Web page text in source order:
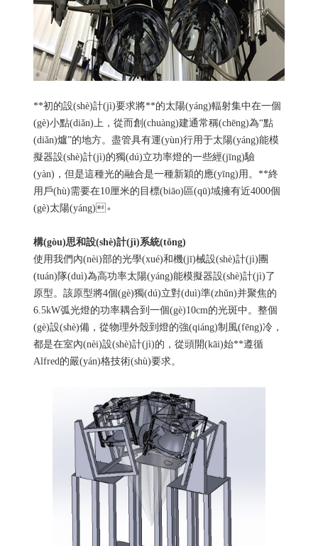
**初的設(shè)計(jì)要求將**的太陽(yáng)輻射集中在一個
(gè)小點(diǎn)上，從而創(chuàng)建通常稱(chēng)為“點
(diǎn)爐”的地方。盡管具有運(yùn)行用于太陽(yáng)能模
擬器設(shè)計(jì)的獨(dú)立功率燈的一些經(jīng)驗
(yàn)，但是這種光的融合是一種新穎的應(yīng)用。**終
用戶(hù)需要在10厘米的目標(biāo)區(qū)域擁有近4000個
(gè)太陽(yáng)。
構(gòu)思和設(shè)計(jì)系統(tǒng)
使用我們內(nèi)部的光學(xué)和機(jī)械設(shè)計(jì)團
(tuán)隊(duì)為高功率太陽(yáng)能模擬器設(shè)計(jì)了
原型。該原型將4個(gè)獨(dú)立對(duì)準(zhǔn)并聚焦的
6.5kW弧光燈的功率耦合到一個(gè)10cm的光斑中。整個
(gè)設(shè)備，從物理外殼到燈的強(qiáng)制風(fēng)冷，
都是在室內(nèi)設(shè)計(jì)的，從頭開(kāi)始**遵循
Alfred的嚴(yán)格技術(shù)要求。